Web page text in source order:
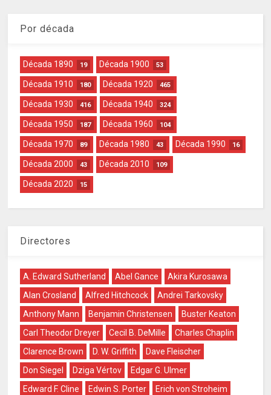
Por década
Década 1890 19 Década 1900 53
Década 1910 180 Década 1920 465
Década 1930 416 Década 1940 324
Década 1950 187 Década 1960 104
Década 1970 89 Década 1980 43 Década 1990 16
Década 2000 43 Década 2010 109
Década 2020 15
Directores
A. Edward Sutherland Abel Gance
Akira Kurosawa
Alan Crosland
Alfred Hitchcock
Andrei Tarkovsky
Anthony Mann
Benjamin Christensen
Buster Keaton
Carl Theodor Dreyer
Cecil B. DeMille
Charles Chaplin
Clarence Brown
D. W. Griffith
Dave Fleischer
Don Siegel
Dziga Vértov
Edgar G. Ulmer
Edward F. Cline
Edwin S. Porter
Erich von Stroheim